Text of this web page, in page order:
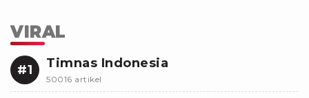
VIRAL
#1 Timnas Indonesia
50016 artikel